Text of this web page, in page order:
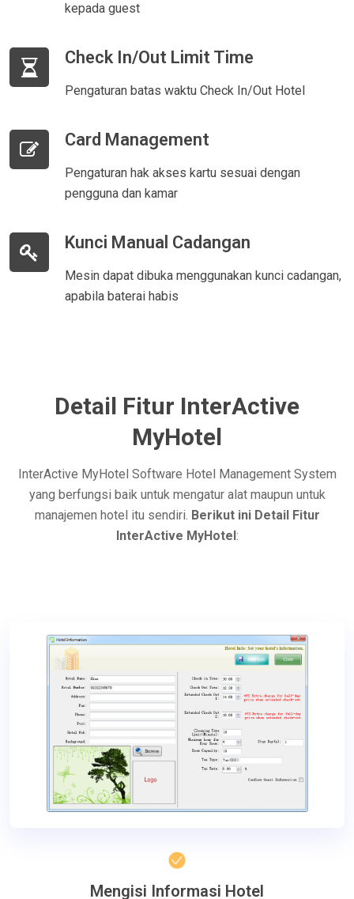
kepada guest
Check In/Out Limit Time
Pengaturan batas waktu Check In/Out Hotel
Card Management
Pengaturan hak akses kartu sesuai dengan
pengguna dan kamar
Kunci Manual Cadangan
Mesin dapat dibuka menggunakan kunci cadangan,
apabila baterai habis
Detail Fitur InterActive
MyHotel
InterActive MyHotel Software Hotel Management System
yang berfungsi baik untuk mengatur alat maupun untuk
manajemen hotel itu sendiri. Berikut ini Detail Fitur
InterActive MyHotel:
Mengisi Informasi Hotel